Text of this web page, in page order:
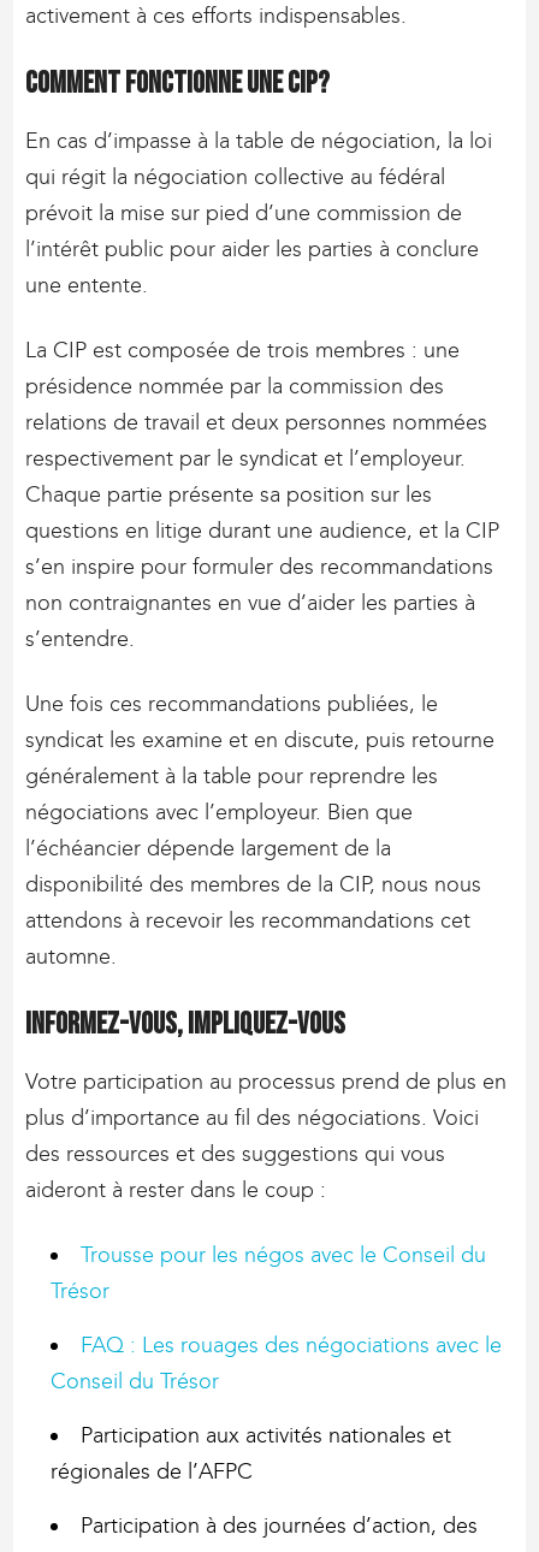
activement à ces efforts indispensables.
Comment fonctionne une CIP?
En cas d’impasse à la table de négociation, la loi
qui régit la négociation collective au fédéral
prévoit la mise sur pied d’une commission de
l’intérêt public pour aider les parties à conclure
une entente.
La CIP est composée de trois membres : une
présidence nommée par la commission des
relations de travail et deux personnes nommées
respectivement par le syndicat et l’employeur.
Chaque partie présente sa position sur les
questions en litige durant une audience, et la CIP
s’en inspire pour formuler des recommandations
non contraignantes en vue d’aider les parties à
s’entendre.
Une fois ces recommandations publiées, le
syndicat les examine et en discute, puis retourne
généralement à la table pour reprendre les
négociations avec l’employeur. Bien que
l’échéancier dépende largement de la
disponibilité des membres de la CIP, nous nous
attendons à recevoir les recommandations cet
automne.
Informez-vous, impliquez-vous
Votre participation au processus prend de plus en
plus d’importance au fil des négociations. Voici
des ressources et des suggestions qui vous
aideront à rester dans le coup :
Trousse pour les négos avec le Conseil du
Trésor
FAQ : Les rouages des négociations avec le
Conseil du Trésor
Participation aux activités nationales et
régionales de l’AFPC
Participation à des journées d’action, des